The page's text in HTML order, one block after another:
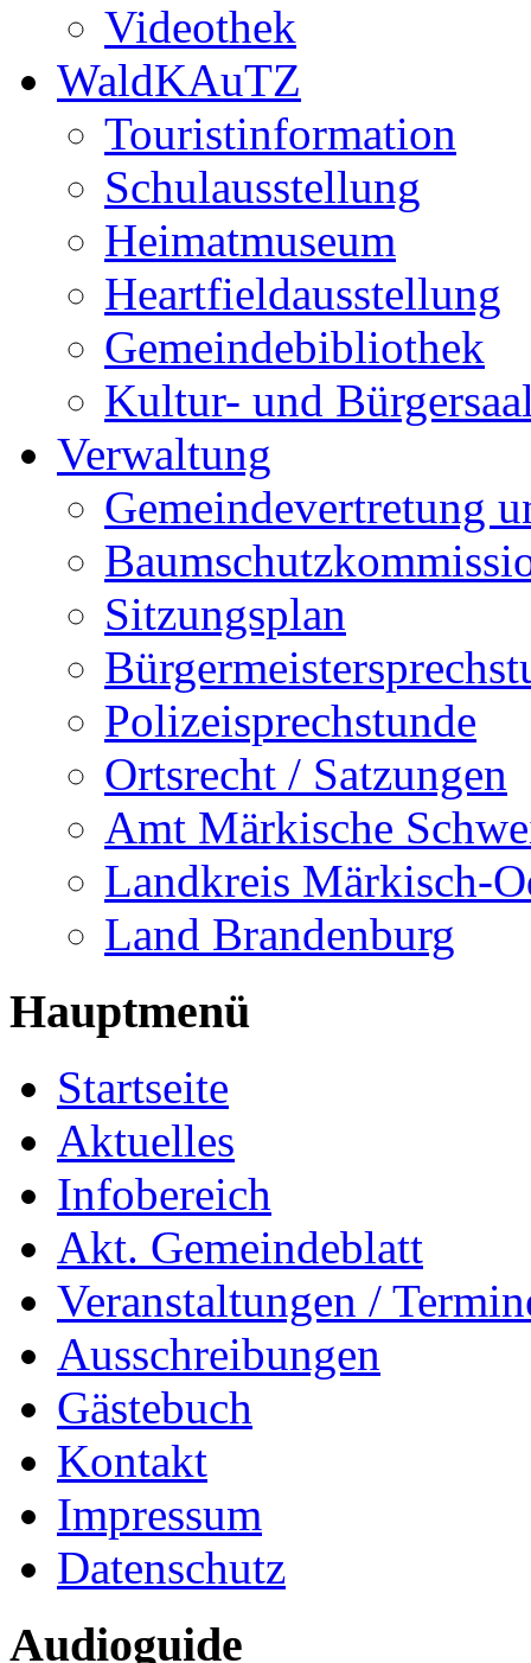
Videothek
WaldKAuTZ
Touristinformation
Schulausstellung
Heimatmuseum
Heartfieldausstellung
Gemeindebibliothek
Kultur- und
Verwaltung
Gemeindevertretung
Sitzungsplan
Polizeisprechstunde
Ortsrecht / Satzungen
Amt Märkische
Landkreis Märkisch-
Land Brandenburg
Hauptmenü
Startseite
Aktuelles
Infobereich
Akt. Gemeindeblatt
Veranstaltungen /
Ausschreibungen
Gästebuch
Kontakt
Impressum
Datenschutz
Audioguide